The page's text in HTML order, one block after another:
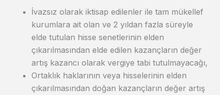
İvazsız olarak iktisap edilenler ile tam mükellef
kurumlara ait olan ve 2 yıldan fazla süreyle
elde tutulan hisse senetlerinin elden
çıkarılmasından elde edilen kazançların değer
artış kazancı olarak vergiye tabi tutulmayacağı,
Ortaklık haklarının veya hisselerinin elden
çıkarılmasından doğan kazançların değer artış